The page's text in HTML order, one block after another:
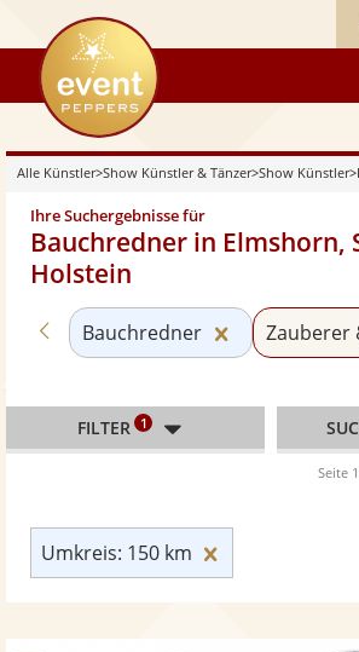
eventpeppers
Alle Künstler>Show Künstler & Tänzer>Show Künstler>
Ihre Suchergebnisse für
Bauchredner in Elmshorn,
Holstein
Zurück zu «Show Künstler»
Bauchredner Kategorie
Zauberer
Umkreis: 150 km
FILTER 1
Seite